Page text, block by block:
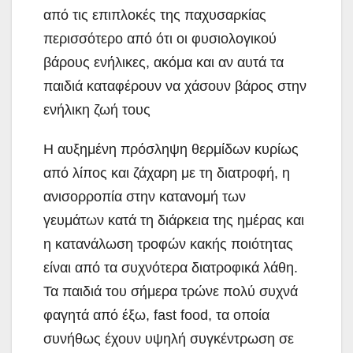
από τις επιπλοκές της παχυσαρκίας
περισσότερο από ότι οι φυσιολογικού
βάρους ενήλικες, ακόμα και αν αυτά τα
παιδιά καταφέρουν να χάσουν βάρος στην
ενήλικη ζωή τους
Η αυξημένη πρόσληψη θερμίδων κυρίως
από λίπος και ζάχαρη με τη διατροφή, η
ανισορροπία στην κατανομή των
γευμάτων κατά τη διάρκεια της ημέρας και
η κατανάλωση τροφών κακής ποιότητας
είναι από τα συχνότερα διατροφικά λάθη.
Τα παιδιά του σήμερα τρώνε πολύ συχνά
φαγητά από έξω, fast food, τα οποία
συνήθως έχουν υψηλή συγκέντρωση σε